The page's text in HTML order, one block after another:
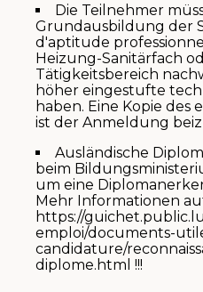
Die Teilnehmer
Grundausbildung der
d'aptitude
Heizung-Sanitärfach
Tätigkeitsbereich
höher eingestufte
haben. Eine Kopie
ist der Anmeldung
Ausländische
beim
um eine
Mehr Informationen
https://
emploi/documents-
candidature/
diplome.html !!!